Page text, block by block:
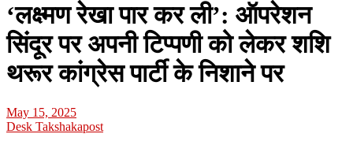
‘लक्ष्मण रेखा पार कर ली’: ऑपरेशन
सिंदूर पर अपनी टिप्पणी को लेकर शशि
थरूर कांग्रेस पार्टी के निशाने पर
May 15, 2025
Desk Takshakapost